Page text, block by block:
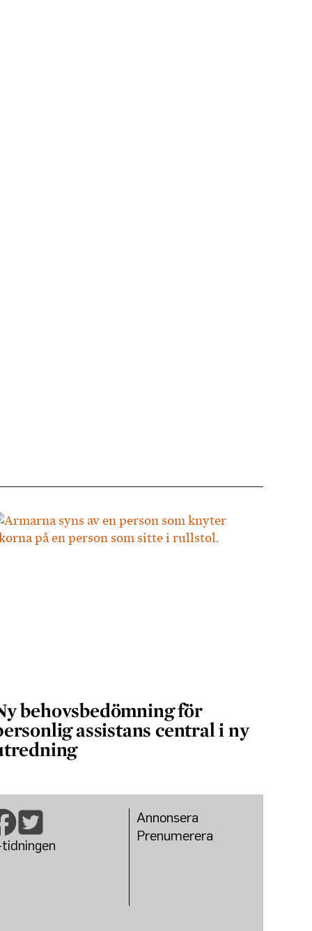
behovsbedömning för
assistans central i ny
Annonsera
Prenumerera